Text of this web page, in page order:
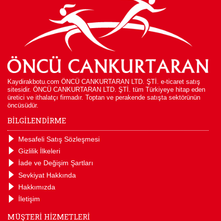
Kaydirakbotu.com ÖNCÜ CANKURTARAN LTD. ŞTİ. e-ticaret satış
sitesidir. ÖNCÜ CANKURTARAN LTD. ŞTİ. tüm Türkiyeye hitap eden
üretici ve ithalatçı firmadır. Toptan ve perakende satışta sektörünün
öncüsüdür.
BİLGİLENDİRME
Mesafeli Satış Sözleşmesi
Gizlilik İlkeleri
İade ve Değişim Şartları
Sevkiyat Hakkında
Hakkımızda
İletişim
MÜŞTERİ HİZMETLERİ